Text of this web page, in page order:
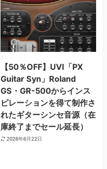
【50％OFF】UVI「PX
Guitar Syn」Roland
GS・GR-500からインス
ピレーションを得て制作さ
れたギターシンセ音源（在
庫終了までセール延長）
2026年6月22日